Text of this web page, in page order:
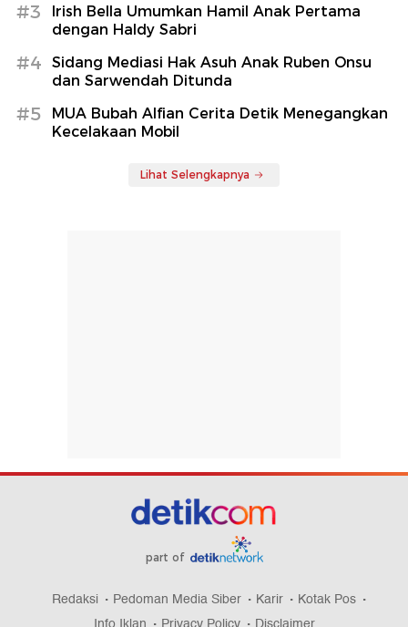
#3
Irish Bella Umumkan Hamil Anak Pertama
dengan Haldy Sabri
#4
Sidang Mediasi Hak Asuh Anak Ruben Onsu
dan Sarwendah Ditunda
#5
MUA Bubah Alfian Cerita Detik Menegangkan
Kecelakaan Mobil
Lihat Selengkapnya
part of
Redaksi Pedoman Media Siber Karir
Kotak Pos